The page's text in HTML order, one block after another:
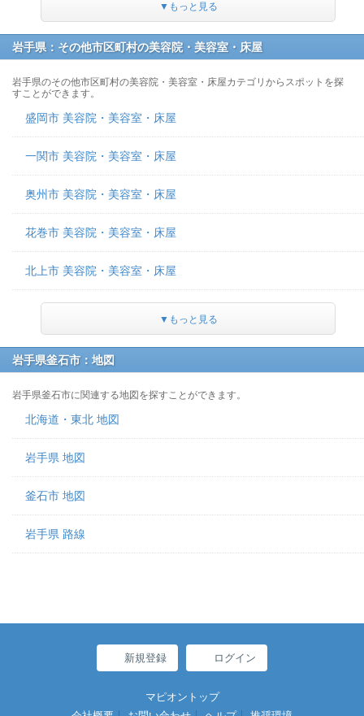
▼もっと見る
岩手県：その他市区町村の美容院・美容室・床屋
岩手県のその他市区町村の美容院・美容室・床屋カテゴリからスポットを探
すことができます。
盛岡市 美容院・美容室・床屋
一関市 美容院・美容室・床屋
奥州市 美容院・美容室・床屋
花巻市 美容院・美容室・床屋
北上市 美容院・美容室・床屋
▼もっと見る
岩手県釜石市：地図
岩手県釜石市に関連する地図を探すことができます。
北海道・東北 地図
岩手県 地図
釜石市 地図
岩手県 路線
新規登録 ログイン
マピオントップ